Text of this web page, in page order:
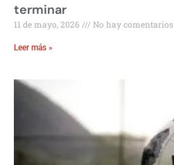
terminar
11 de mayo, 2026 No hay comentarios
Leer más »